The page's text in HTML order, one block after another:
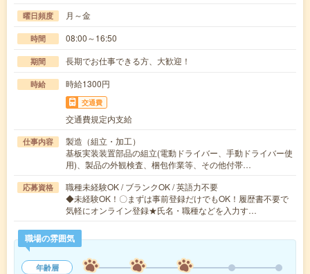
曜日頻度 月～金
時間 08:00～16:50
期間 長期でお仕事できる方、大歓迎！
時給 時給1300円
交通費
交通費規定内支給
仕事内容
製造（組立・加工）
基板実装装置部品の組立(電動ドライバー、手動ドライバー使
用)、製品の外観検査、梱包作業等、その他付帯…
応募資格
職種未経験OK / ブランクOK / 英語力不要
◆未経験OK！〇まずは事前登録だけでもOK！履歴書不要で
気軽にオンライン登録★氏名・職種などを入力す…
職場の雰囲気
年齢層